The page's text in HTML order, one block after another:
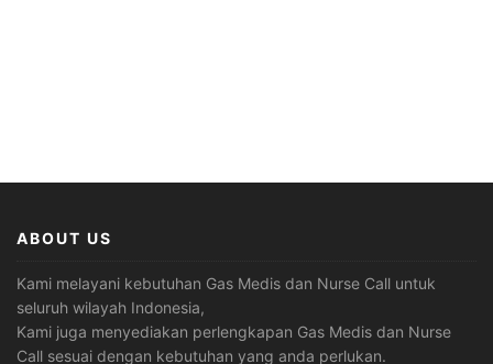
ABOUT US
Kami melayani kebutuhan Gas Medis dan Nurse Call untuk
seluruh wilayah Indonesia,
Kami juga menyediakan perlengkapan Gas Medis dan Nurse
Call sesuai dengan kebutuhan yang anda perlukan.